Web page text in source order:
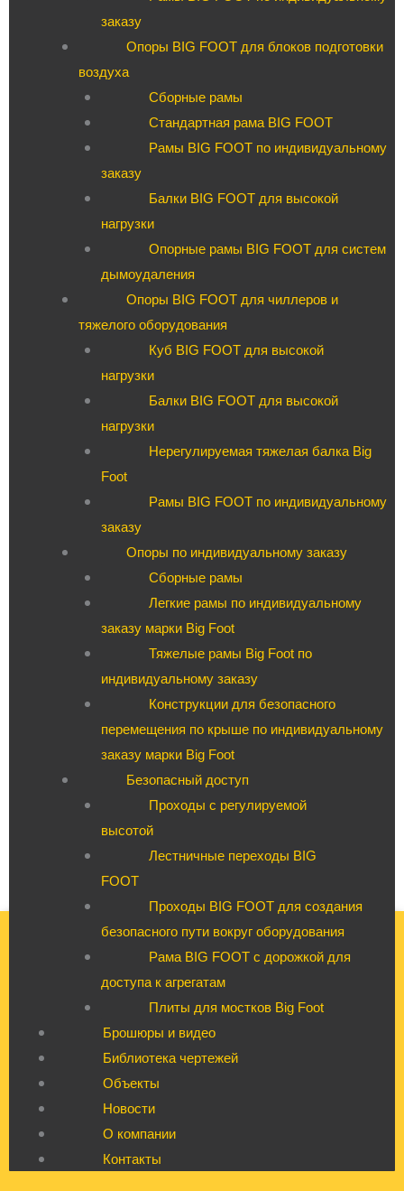
заказу
Опоры BIG FOOT для блоков подготовки
воздуха
Сборные рамы
Стандартная рама BIG FOOT
Рамы BIG FOOT по индивидуальному
заказу
Балки BIG FOOT для высокой
нагрузки
Опорные рамы BIG FOOT для систем
дымоудаления
Опоры BIG FOOT для чиллеров и
тяжелого оборудования
Куб BIG FOOT для высокой
нагрузки
Балки BIG FOOT для высокой
нагрузки
Нерегулируемая тяжелая балка Big
Foot
Рамы BIG FOOT по индивидуальному
заказу
Опоры по индивидуальному заказу
Сборные рамы
Легкие рамы по индивидуальному
заказу марки Big Foot
Тяжелые рамы Big Foot по
индивидуальному заказу
Конструкции для безопасного
перемещения по крыше по индивидуальному
заказу марки Big Foot
Безопасный доступ
Проходы с регулируемой
высотой
Лестничные переходы BIG
FOOT
Проходы BIG FOOT для создания
безопасного пути вокруг оборудования
Рама BIG FOOT с дорожкой для
доступа к агрегатам
Плиты для мостков Big Foot
Брошюры и видео
Библиотека чертежей
Объекты
Новости
О компании
Контакты